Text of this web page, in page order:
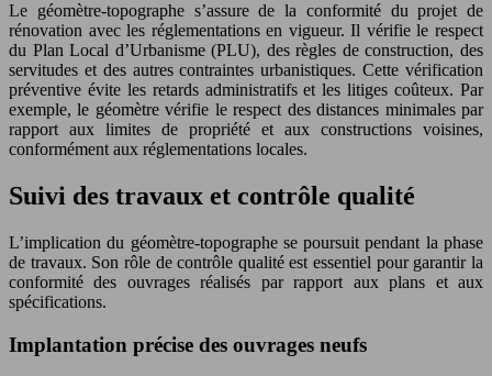
Le géomètre-topographe s’assure de la conformité du projet de
rénovation avec les réglementations en vigueur. Il vérifie le respect
du Plan Local d’Urbanisme (PLU), des règles de construction, des
servitudes et des autres contraintes urbanistiques. Cette vérification
préventive évite les retards administratifs et les litiges coûteux. Par
exemple, le géomètre vérifie le respect des distances minimales par
rapport aux limites de propriété et aux constructions voisines,
conformément aux réglementations locales.
Suivi des travaux et contrôle qualité
L’implication du géomètre-topographe se poursuit pendant la phase
de travaux. Son rôle de contrôle qualité est essentiel pour garantir la
conformité des ouvrages réalisés par rapport aux plans et aux
spécifications.
Implantation précise des ouvrages neufs